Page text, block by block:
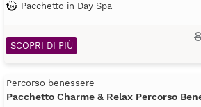
Pacchetto in Day Spa
SCOPRI DI PIÙ
Percorso benessere
Pacchetto Charme & Relax Percorso